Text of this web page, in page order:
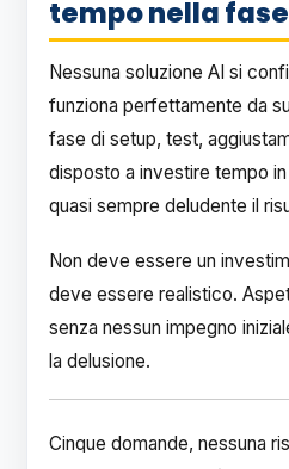
tempo nella
Nessuna soluzione AI si
funziona perfettamente da
fase di setup, test,
disposto a investire tempo
quasi sempre deludente il
Non deve essere un
deve essere realistico.
senza nessun impegno
la delusione.
Cinque domande, nessuna